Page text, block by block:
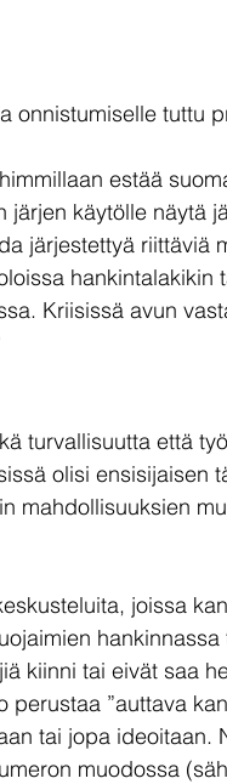
onnistumiselle tuttu
estää
järjen käytölle näytä
järjestettyä riittäviä
Kriisissä avun
turvallisuutta että
olisi ensisijaisen
mahdollisuuksien
joissa
kiinni tai eivät saa
perustaa ”auttava
tai jopa
muodossa